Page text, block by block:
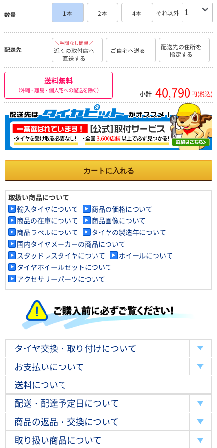
数量 1本 2本 4本 それ以外
配送先
＼手間なし簡単／
近くの取付店へ
直送する
ご自宅へ送る
配送先の住所を
指定する
送料無料
（沖縄・離島・個人宅への配送を除く） 小計 40,790 円(税込)
カートに入れる
取扱い商品について
輸入タイヤについて
商品の価格について
商品の在庫について
商品画像について
商品ラベルについて
タイヤの製造年について
国内タイヤメーカーの商品について
スタッドレスタイヤについて
ホイールについて
タイヤホイールセットについて
アクセサリーパーツについて
タイヤ交換・取り付けについて
お支払いについて
送料について
配送・配達予定日について
商品の返品・交換について
取り扱い商品について